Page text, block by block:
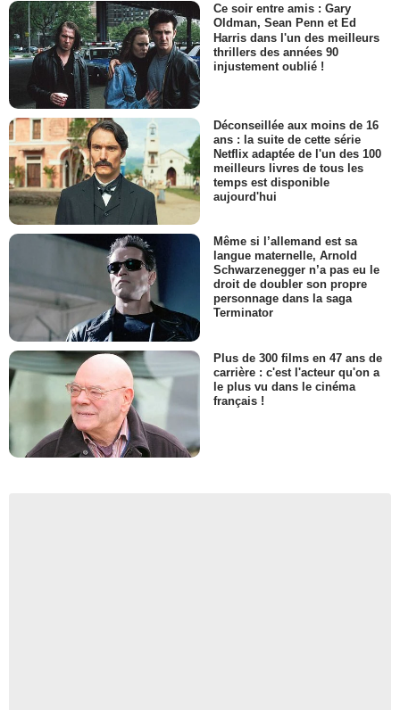
Ce soir entre amis : Gary
Oldman, Sean Penn et Ed
Harris dans l'un des meilleurs
thrillers des années 90
injustement oublié !
Déconseillée aux moins de 16
ans : la suite de cette série
Netflix adaptée de l'un des 100
meilleurs livres de tous les
temps est disponible
aujourd'hui
Même si l’allemand est sa
langue maternelle, Arnold
Schwarzenegger n’a pas eu le
droit de doubler son propre
personnage dans la saga
Terminator
Plus de 300 films en 47 ans de
carrière : c'est l'acteur qu'on a
le plus vu dans le cinéma
français !